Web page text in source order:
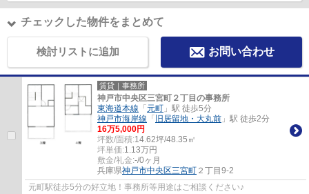
チェックした物件をまとめて
検討リストに追加 お問い合わせ
賃貸｜事務所
神戸市中央区三宮町２丁目の事務所
東海道本線 「 元町 」駅 徒歩5分
神戸市海岸線 「 旧居留地・大丸前 」駅 徒歩2分
16万5,000円
坪数/面積:14.62坪/48.35㎡
坪単価:1.13万円
敷金/礼金:-/0ヶ月
兵庫県神戸市中央区三宮町 ２丁目9-2
元町駅徒歩5分の好立地！事務所等用途はご相談ください♪